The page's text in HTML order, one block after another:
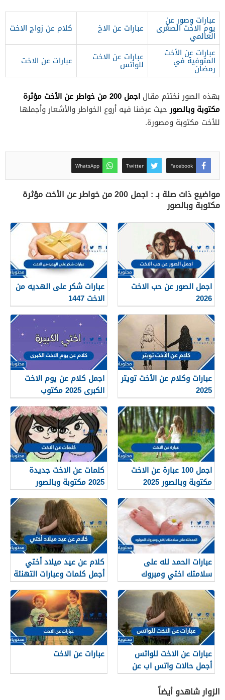
عبارات وصور عن
يوم الاخت الصغرى
العالمي
عبارات عن الاخ
كلام عن زواج الاخت
عبارات عن الأخت
المتوفية في
رمضان
عبارات عن الاخت
للواتس عبارات عن الاخت
بهذه الصور نختتم مقال
اجمل 200 من خواطر عن الأخت مؤثرة
مكتوبة وبالصورحيث عرضنا فيه أروع الخواطر والأشعار وأجملها
للأخت مكتوبة ومصورة.
Facebook
Twitter
WhatsApp
مواضيع ذات صلة بـ : اجمل 200 من خواطر عن الأخت مؤثرة
مكتوبة وبالصور
اجمل الصور عن حب الاخت
2026
عبارات شكر على الهديه من
الاخت 1447
عبارات وكلام عن الأخت تويتر
2025
اجمل كلام عن يوم الاخت
الكبرى 2025 مكتوب
اجمل 100 عبارة عن الاخت
مكتوبة وبالصور 2025
كلمات عن الاخت جديدة
2025 مكتوبة وبالصور
عبارات الحمد لله على
سلامتك اختي ومبروك
المولود
كلام عن عيد ميلاد أختي
أجمل كلمات وعبارات التهنئة
في عيد ميلاد اختي
عبارات عن الاخت للواتس
أجمل حالات واتس اب عن
الاخت
عبارات عن الاخت
الزوار شاهدو أيضاً